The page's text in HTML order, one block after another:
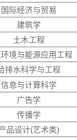
国际经济与贸易
建筑学
土木工程
境与能源应用工程
排水科学与工程
信息与计算科学
广告学
传播学
品设计(艺术类)